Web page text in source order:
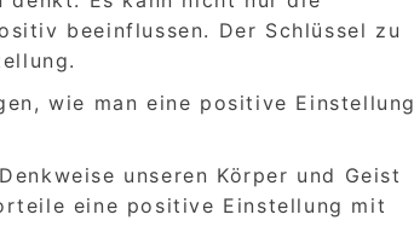
beeinflussen. Der Schlüssel zu
wie man eine positive Einstellung
unseren Körper und Geist
eine positive Einstellung mit